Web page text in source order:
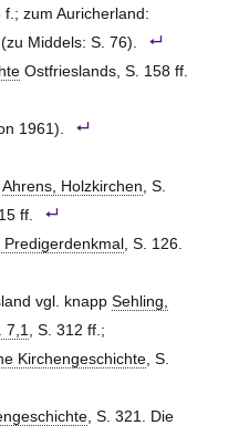
zum Auricherland:
Middels: S. 76).
Ostfrieslands, S. 158 ff.
1961).
Ahrens, Holzkirchen, S.
ff.
, S. 126.
vgl. knapp Sehling,
7,1, S. 312 ff.;
Kirchengeschichte, S.
, S. 321. Die